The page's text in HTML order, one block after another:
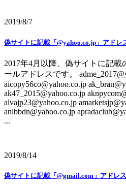
2019/8/7
偽サイトに記載「@yahoo.co.jp」アドレ
2017年4月以降、偽サイトに記載
ールアドレスです。
aicopy56co@yahoo.co.jp
ak47_2015@yahoo.co.jp
alvajp23@yahoo.co.jp
anlbbdn@yahoo.co.jp
...
2019/8/14
偽サイトに記載「@gmail.com」アドレ